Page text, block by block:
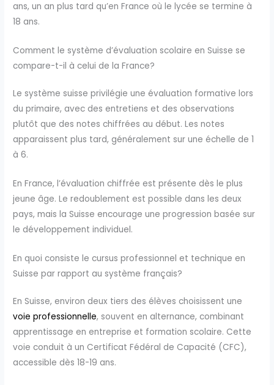
ans, un an plus tard qu’en France où le lycée se termine à
18 ans.
Comment le système d’évaluation scolaire en Suisse se
compare-t-il à celui de la France?
Le système suisse privilégie une évaluation formative lors
du primaire, avec des entretiens et des observations
plutôt que des notes chiffrées au début. Les notes
apparaissent plus tard, généralement sur une échelle de 1
à 6.
En France, l’évaluation chiffrée est présente dès le plus
jeune âge. Le redoublement est possible dans les deux
pays, mais la Suisse encourage une progression basée sur
le développement individuel.
En quoi consiste le cursus professionnel et technique en
Suisse par rapport au système français?
En Suisse, environ deux tiers des élèves choisissent une
voie professionnelle, souvent en alternance, combinant
apprentissage en entreprise et formation scolaire. Cette
voie conduit à un Certificat Fédéral de Capacité (CFC),
accessible dès 18-19 ans.